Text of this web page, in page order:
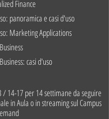
Finance
panoramica e casi d'uso
Marketing Applications
casi d'uso
/ 14-17 per 14 settimane da seguire
in Aula o in streaming sul Campus